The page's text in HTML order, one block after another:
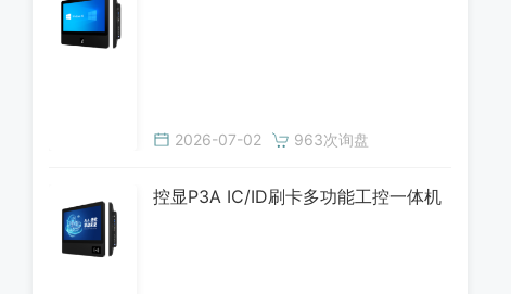
2026-07-02 963次询盘
控显P3A IC/ID刷卡多功能工控一体机